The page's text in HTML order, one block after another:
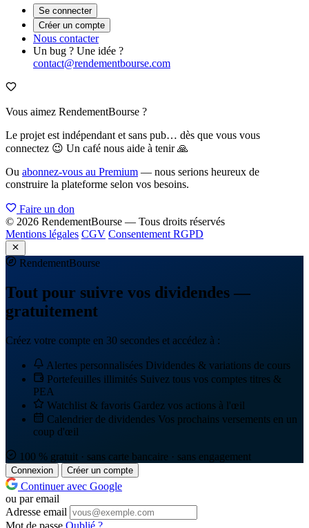
Se connecter
Créer un compte
Nous contacter
Un bug ? Une idée ?
contact@rendementbourse.com
Vous aimez RendementBourse ?
Le projet est indépendant et sans pub… dès que vous vous
connectez 😉 Un café nous aide à tenir 🙏
Ou abonnez-vous au Premium — nous serions heureux de
construire la plateforme selon vos besoins.
Faire un don
© 2026 RendementBourse — Tous droits réservés
Mentions légales CGV Consentement RGPD
RendementBourse
Tout pour suivre vos dividendes —
gratuitement
Créez votre compte en 30 secondes et accédez à :
Alertes personnalisées Dividendes & variations de cours
Portefeuilles illimités Suivez tous vos comptes titres &
PEA
Watchlist & favoris Gardez vos actions à l'œil
Calendrier de dividendes Vos prochains versements en un
coup d'œil
100 % gratuit · sans carte bancaire · sans engagement
Connexion Créer un compte
Continuer avec Google
ou par email
Adresse email
Mot de passe Oublié ?